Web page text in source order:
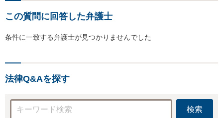
この質問に回答した弁護士
条件に一致する弁護士が見つかりませんでした
法律Q&Aを探す
検索